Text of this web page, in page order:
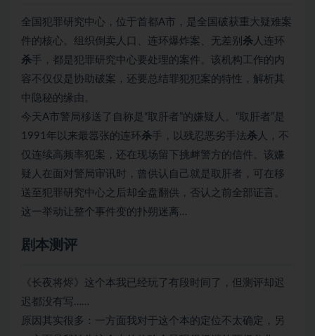
全国犯罪研究中心，位于首都A市，是全国破获重大疑难案
件的核心。组织倒卖人口、连环爆炸案、无差别 杀 人连环
杀手，都是犯罪研究中心要处理的案件。该机构工作的内
容不仅仅是协助破案，还要总结罪犯犯案的特性，解析其
中隐秘的缘由。
今天A市警局移送了自称是“取肝者”的嫌疑人。“取肝者”是
1991年以来最嚣张的连环杀手，以残忍恶劣手法 杀 人，不
仅连续高频率犯案，还在现场留下挑衅警方的信件。该嫌
疑人在面对警局审讯时，曾供认自己就是取肝者，可在移
送至犯罪研究中心之后却全盘翻供，否认之前全部证言。
这一举动让整个事件变的扑朔迷离…
剧本测评
《长夜将烬》这个本我已经玩了有段时间了，但测评却迟
迟都没有写……
原因其实很多：一方面我对于这个本的定位不太确定，另